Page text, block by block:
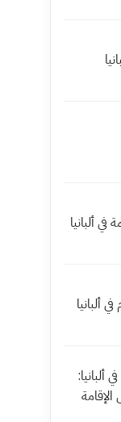
ألبانيا
ألبانيا
ألبانيا: